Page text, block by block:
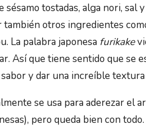
sésamo tostadas, alga nori, sal
también otros ingredientes
La palabra japonesa furikake
Así que tiene sentido que se
y dar una increíble
se usa para aderezar el
pero queda bien con